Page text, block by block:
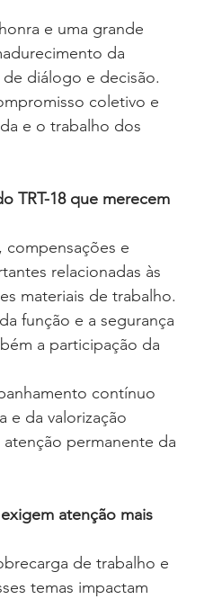
e uma grande
da
diálogo e decisão.
coletivo e
e o trabalho dos
TRT-18 que merecem
compensações e
relacionadas às
materiais de trabalho.
função e a segurança
a participação da
contínuo
e da valorização
permanente da
atenção mais
de trabalho e
temas impactam